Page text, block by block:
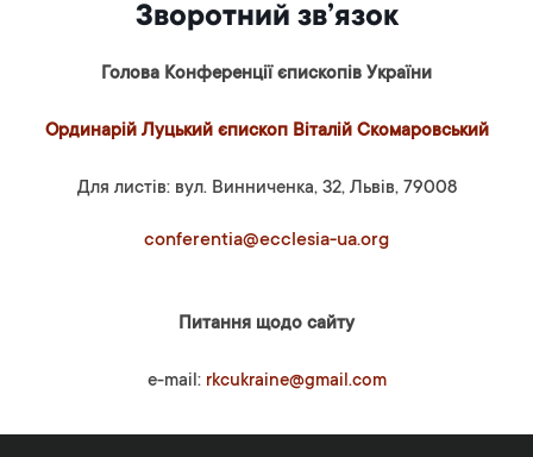
Зворотний зв’язок
Голова Конференції єпископів України
Ординарій Луцький єпископ Віталій Скомаровський
Для листів: вул. Винниченка, 32, Львів, 79008
conferentia@ecclesia-ua.org
Питання щодо сайту
e-mail: rkcukraine@gmail.com